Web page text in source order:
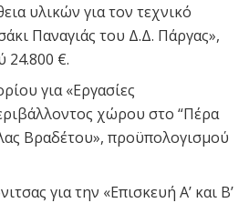
υλικών για τον τεχνικό
Παναγιάς του Δ.Δ. Πάργας»,
24.800 €.
για «Εργασίες
χώρου στο “Πέρα
Βραδέτου», προϋπολογισμού
για την «Επισκευή Α’ και Β’